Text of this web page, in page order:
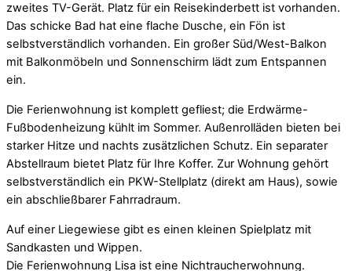
zweites TV-Gerät. Platz für ein Reisekinderbett ist vorhanden.
Das schicke Bad hat eine flache Dusche, ein Fön ist
selbstverständlich vorhanden. Ein großer Süd/West-Balkon
mit Balkonmöbeln und Sonnenschirm lädt zum Entspannen
ein.
Die Ferienwohnung ist komplett gefliest; die Erdwärme-
Fußbodenheizung kühlt im Sommer. Außenrolläden bieten bei
starker Hitze und nachts zusätzlichen Schutz. Ein separater
Abstellraum bietet Platz für Ihre Koffer. Zur Wohnung gehört
selbstverständlich ein PKW-Stellplatz (direkt am Haus), sowie
ein abschließbarer Fahrradraum.
Auf einer Liegewiese gibt es einen kleinen Spielplatz mit
Sandkasten und Wippen.
Die Ferienwohnung Lisa ist eine Nichtraucherwohnung.